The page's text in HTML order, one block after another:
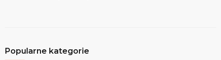
Popularne kategorie